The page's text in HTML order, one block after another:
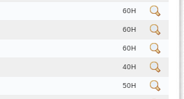
60H
60H
60H
40H
50H